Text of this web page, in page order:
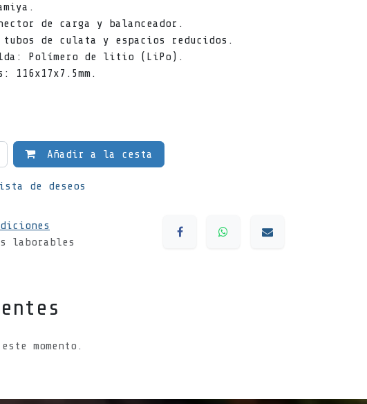
de carga y balanceador.
de culata y espacios reducidos.
Polímero de litio (LiPo).
116x17x7.5mm.
Añadir a la cesta
de deseos
laborables
momento.